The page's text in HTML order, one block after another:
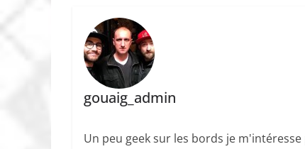
gouaig_admin
Un peu geek sur les bords je